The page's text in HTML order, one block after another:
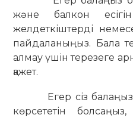
және балкон
желдеткіштерді
пайдаланыңыз. Бала
алмау үшін терезеге
қажет.
Егер сіз
көрсететін